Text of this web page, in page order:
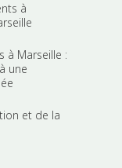
à
à Marseille :
une
et de la